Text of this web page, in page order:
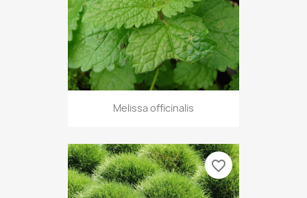
Melissa officinalis
favorite_border